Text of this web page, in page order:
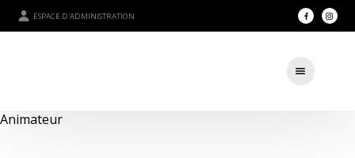
ESPACE D'ADMINISTRATION
Animateur